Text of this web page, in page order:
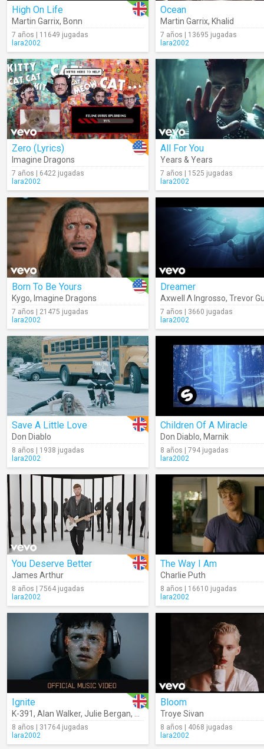
High On Life
Martin Garrix, Bonn
7 años | 11649 jugadas
lara2002
Ocean
Martin Garrix, Khalid
7 años | 13695 jugadas
lara2002
Zero (Lyrics)
Imagine Dragons
7 años | 6422 jugadas
lara2002
All For You
Years & Years
7 años | 1525 jugadas
lara2002
Born To Be Yours
Kygo, Imagine Dragons
7 años | 21475 jugadas
lara2002
Dreamer
Axwell Λ Ingrosso, Trevor
7 años | 3660 jugadas
lara2002
Save A Little Love
Don Diablo
8 años | 1938 jugadas
lara2002
Children Of A Miracle
Don Diablo, Marnik
8 años | 794 jugadas
lara2002
You Deserve Better
James Arthur
8 años | 7564 jugadas
lara2002
The Way I Am
Charlie Puth
8 años | 16610 jugadas
lara2002
Ignite
K-391 , Alan Walker, Julie Bergan, Seungri
8 años | 31764 jugadas
lara2002
Bloom
Troye Sivan
8 años | 4068 jugadas
lara2002